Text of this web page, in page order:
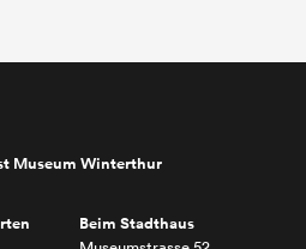
Museum Winterthur
Beim Stadthaus